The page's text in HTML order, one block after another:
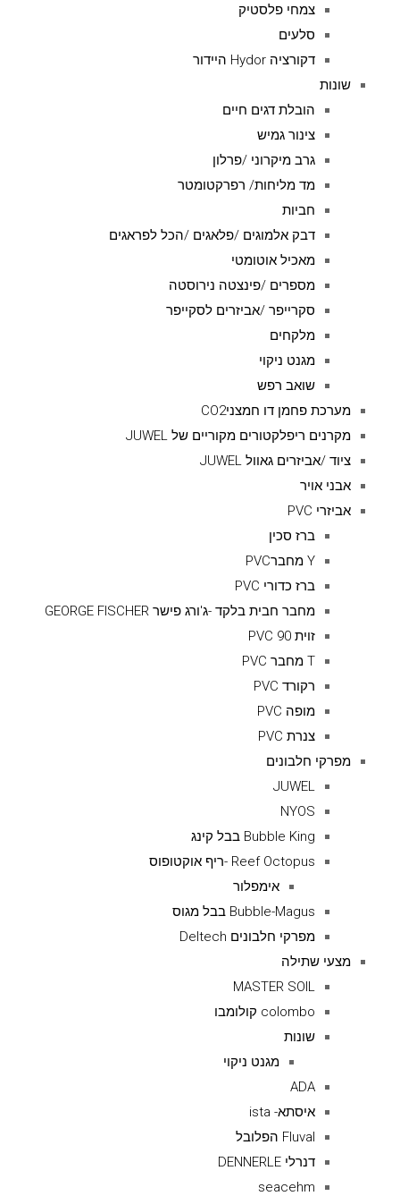
צמחי פלסטיק
סלעים
דקורציה Hydor היידור
שונות
הובלת דגים חיים
צינור גמיש
גרב מיקרוני /פרלון
מד מליחות/ רפרקטומטר
חביות
דבק אלמוגים /פלאגים /הכל לפראגים
מאכיל אוטומטי
מספרים /פינצטה נירוסטה
סקרייפר /אביזרים לסקייפר
מלקחים
מגנט ניקוי
שואב רפש
מערכת פחמן דו חמצניCO2
מקרנים ריפלקטורים מקוריים של JUWEL
ציוד /אביזרים גאוול JUWEL
אבני אויר
אביזרי PVC
ברז סכין
Y מחברPVC
ברז כדורי PVC
מחבר חבית בלקד -ג'ורג פישר GEORGE FISCHER
זוית 90 PVC
T מחבר PVC
רקורד PVC
מופה PVC
צנרת PVC
מפרקי חלבונים
JUWEL
NYOS
Bubble King בבל קינג
Reef Octopus -ריף אוקטופוס
אימפלור
Bubble-Magus בבל מגוס
מפרקי חלבונים Deltech
מצעי שתילה
MASTER SOIL
colombo קולומבו
שונות
מגנט ניקוי
ADA
איסתא- ista
Fluval הפלובל
דנרלי DENNERLE
seacehm